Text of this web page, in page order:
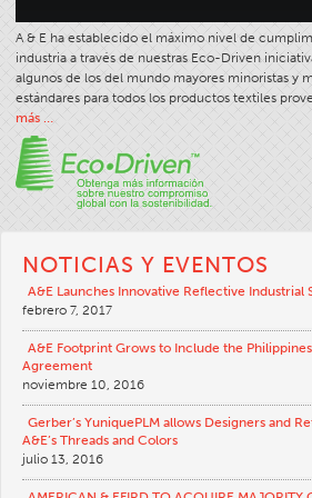
Puntadas Y Costuras
Tamaño Del Hilo
Tabla De Filamentos
Tamaño De La Hebra
Conocimientos Sobre Hilos
La Ciencia De Los Hilos
Talleres
Selección De Hilos
Glosario
Consumo De Hilos
ANECALC
A & E ha establecido el máximo nivel de
industria a través de nuestras Eco-Driven
algunos de los del mundo mayores minoristas y
estándares para todos los productos textiles
más …
NOTICIAS Y EVENTOS
A&E Launches Innovative Reflective Industrial
febrero 7, 2017
A&E Footprint Grows to Include the
Agreement
noviembre 10, 2016
Gerber’s YuniquePLM allows Designers and
A&E’s Threads and Colors
julio 13, 2016